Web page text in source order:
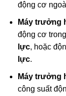
động cơ
Máy trưởng
động cơ
lực, hoặc
lực.
Máy trưởng
công suất